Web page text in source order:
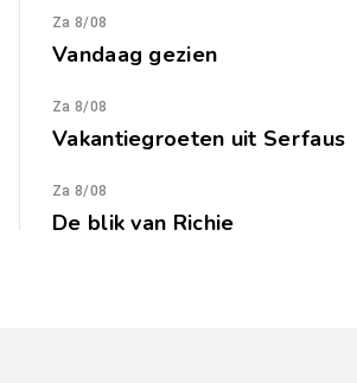
Za 8/08
Vandaag gezien
Za 8/08
Vakantiegroeten uit Serfaus
Za 8/08
De blik van Richie